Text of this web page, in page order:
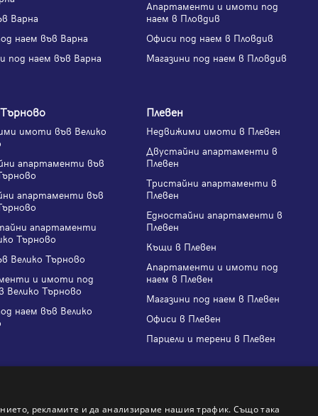
Варна
наем във Варна
под наем във Варна
Апартаменти и имоти под
наем в Пловдив
Офиси под наем в Пловдив
Магазини под наем в Пловдив
имоти във Велико
апартаменти във
апартаменти във
апартаменти
Търново
Велико Търново
и имоти под
Велико Търново
наем във Велико
Плевен
Недвижими имоти в Плевен
Двустайни апартаменти в
Плевен
Тристайни апартаменти в
Плевен
Едностайни апартаменти в
Плевен
Къщи в Плевен
Апартаменти и имоти под
наем в Плевен
Магазини под наем в Плевен
Офиси в Плевен
Парцели и терени в Плевен
рекламите и да анализираме нашия трафик. Също така